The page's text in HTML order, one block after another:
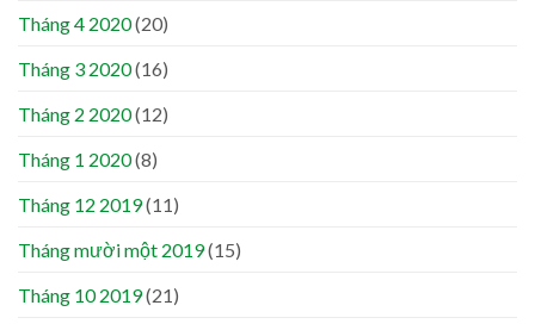
Tháng 4 2020(20)
Tháng 3 2020(16)
Tháng 2 2020(12)
Tháng 1 2020(8)
Tháng 12 2019(11)
Tháng mười một 2019(15)
Tháng 10 2019(21)